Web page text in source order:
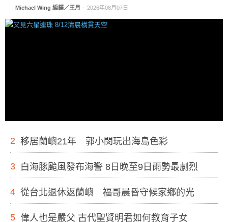
Michael Wing 編譯／王月 - 2026年08月07日
2 移居蘭嶼21年 郭小閔玩出海島色彩
3 白海豚颱風發布海警 8日晚至9日雨勢最劇烈
4 從台北退休返蘭嶼 福哥晨昏守候家鄉的光
5 偉人也是嚴父 古代聖賢明君如何教育子女